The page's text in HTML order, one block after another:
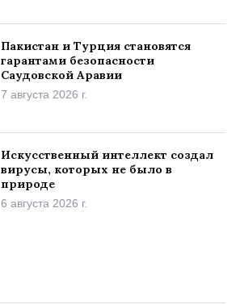
Пакистан и Турция становятся
гарантами безопасности
Саудовской Аравии
7 августа 2026 г.
Искусственный интеллект создал
вирусы, которых не было в
природе
6 августа 2026 г.